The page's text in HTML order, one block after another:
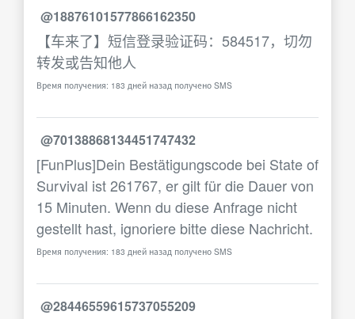
@18876101577866162350
【车来了】短信登录验证码：584517，切勿
转发或告知他人
Время получения: 183 дней назад получено SMS
@70138868134451747432
[FunPlus]Dein Bestätigungscode bei State of
Survival ist 261767, er gilt für die Dauer von
15 Minuten. Wenn du diese Anfrage nicht
gestellt hast, ignoriere bitte diese Nachricht.
Время получения: 183 дней назад получено SMS
@28446559615737055209